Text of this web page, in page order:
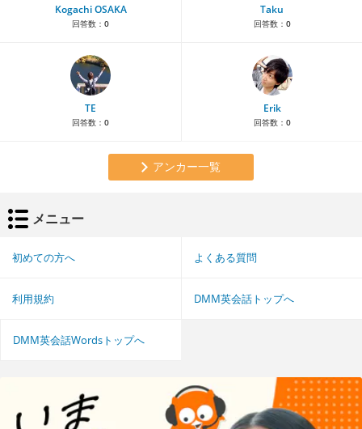
Kogachi OSAKA
回答数： 0
Taku
回答数： 0
TE
回答数： 0
Erik
回答数： 0
アンカー一覧
メニュー
初めての方へ よくある質問
利用規約 DMM英会話トップへ
DMM英会話Wordsトップへ